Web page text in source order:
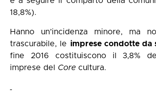
18,8%).
Hanno un’incidenza minore, ma
trascurabile, le imprese condotte da
fine 2016 costituiscono il 3,8%
imprese del Core cultura.